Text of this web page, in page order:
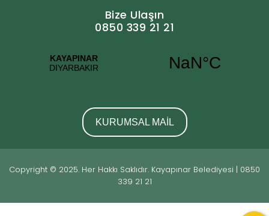
Bize Ulaşın
0850 339 21 21
KURUMSAL MAİL
Copyright © 2025. Her Hakkı Saklıdır. Kayapınar Belediyesi | 0850
339 21 21